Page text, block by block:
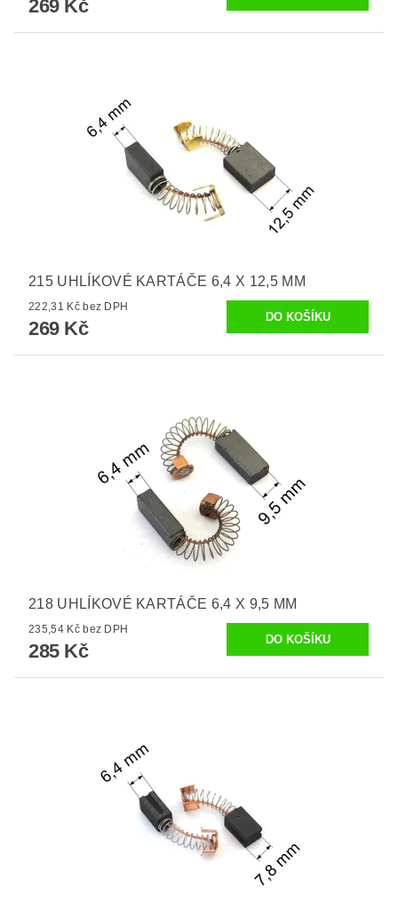
269 Kč
215 UHLÍKOVÉ KARTÁČE 6,4 X 12,5 MM
222,31 Kč bez DPH
269 Kč
218 UHLÍKOVÉ KARTÁČE 6,4 X 9,5 MM
235,54 Kč bez DPH
285 Kč